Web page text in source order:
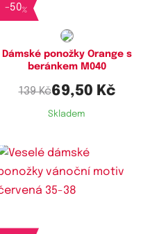
-50%
Dámské ponožky Orange s
beránkem M040
139 Kč69,50 Kč
Skladem